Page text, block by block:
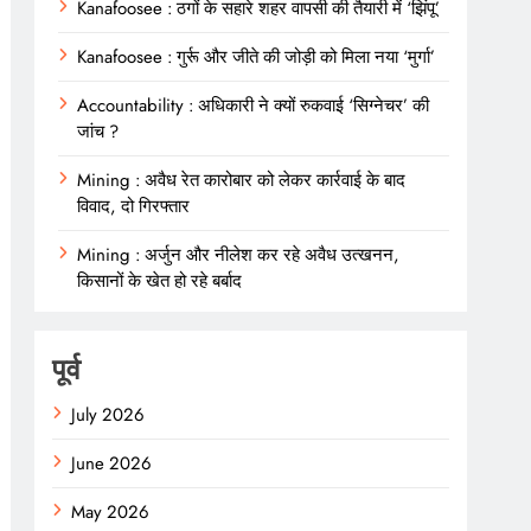
Kanafoosee : ठगों के सहारे शहर वापसी की तैयारी में ‘झिंपू’
Kanafoosee : गुर्रू और जीते की जोड़ी को मिला नया ‘मुर्गा’
Accountability : अधिकारी ने क्यों रुकवाई ‘सिग्नेचर’ की
जांच ?
Mining : अवैध रेत कारोबार को लेकर कार्रवाई के बाद
विवाद, दो गिरफ्तार
Mining : अर्जुन और नीलेश कर रहे अवैध उत्खनन,
किसानों के खेत हो रहे बर्बाद
पूर्व
July 2026
June 2026
May 2026